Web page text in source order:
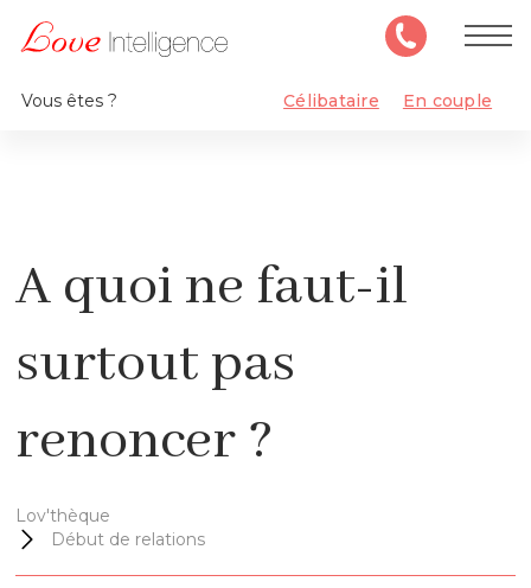
Vous êtes ? Célibataire En couple
A quoi ne faut-il
surtout pas
renoncer ?
Lov'thèque
Début de relations